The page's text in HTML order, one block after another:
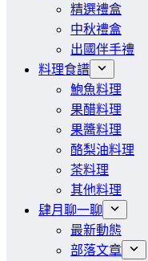
精選禮盒
中秋禮盒
出國伴手禮
料理食譜
鮑魚料理
果醋料理
果醬料理
酪梨油料理
茶料理
其他料理
肆月聊一聊
最新動態
部落文章